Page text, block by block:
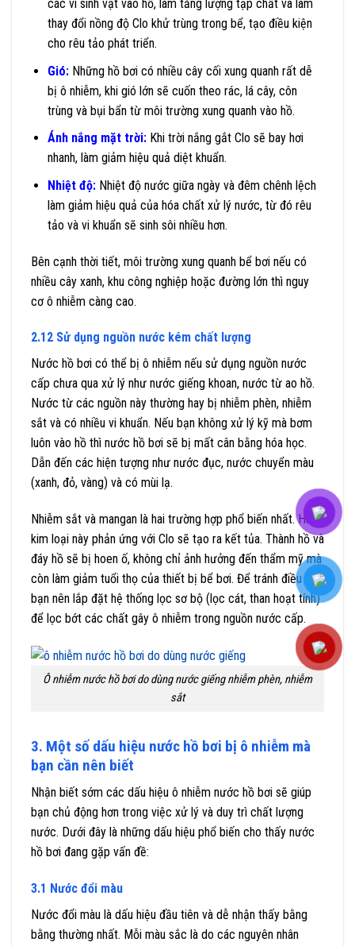
các vi sinh vật vào hồ, làm tăng lượng tạp chất và làm
thay đổi nồng độ Clo khử trùng trong bể, tạo điều kiện
cho rêu tảo phát triển.
Gió: Những hồ bơi có nhiều cây cối xung quanh rất dễ
bị ô nhiễm, khi gió lớn sẽ cuốn theo rác, lá cây, côn
trùng và bụi bẩn từ môi trường xung quanh vào hồ.
Ánh nắng mặt trời: Khi trời nắng gắt Clo sẽ bay hơi
nhanh, làm giảm hiệu quả diệt khuẩn.
Nhiệt độ:Nhiệt độ nước giữa ngày và đêm chênh lệch
làm giảm hiệu quả của hóa chất xử lý nước, từ đó rêu
tảo và vi khuẩn sẽ sinh sôi nhiều hơn.
Bên cạnh thời tiết, môi trường xung quanh bể bơi nếu có
nhiều cây xanh, khu công nghiệp hoặc đường lớn thì nguy
cơ ô nhiễm càng cao.
2.12 Sử dụng nguồn nước kém chất lượng
Nước hồ bơi có thể bị ô nhiễm nếu sử dụng nguồn nước
cấp chưa qua xử lý như nước giếng khoan, nước từ ao hồ.
Nước từ các nguồn này thường hay bị nhiễm phèn, nhiễm
sắt và có nhiều vi khuẩn. Nếu bạn không xử lý kỹ mà bơm
luôn vào hồ thì nước hồ bơi sẽ bị mất cân bằng hóa học.
Dẫn đến các hiện tượng như nước đục, nước chuyển màu
(xanh, đỏ, vàng) và có mùi lạ.
Nhiễm sắt và mangan là hai trường hợp phổ biến nhất. Hai
kim loại này phản ứng với Clo sẽ tạo ra kết tủa. Thành hồ và
đáy hồ sẽ bị hoen ố, không chỉ ảnh hưởng đến thẩm mỹ mà
còn làm giảm tuổi thọ của thiết bị bể bơi. Để tránh điều này,
bạn nên lắp đặt hệ thống lọc sơ bộ (lọc cát, than hoạt tính)
để lọc bớt các chất gây ô nhiễm trong nguồn nước cấp.
Ô nhiễm nước hồ bơi do dùng nước giếng nhiễm phèn, nhiễm
sắt
3. Một số dấu hiệu nước hồ bơi bị ô nhiễm mà
bạn cần nên biết
Nhận biết sớm các dấu hiệu ô nhiễm nước hồ bơi sẽ giúp
bạn chủ động hơn trong việc xử lý và duy trì chất lượng
nước. Dưới đây là những dấu hiệu phổ biến cho thấy nước
hồ bơi đang gặp vấn đề:
3.1 Nước đổi màu
Nước đổi màu là dấu hiệu đầu tiên và dễ nhận thấy bằng
bằng thường nhất. Mỗi màu sắc là do các nguyên nhân